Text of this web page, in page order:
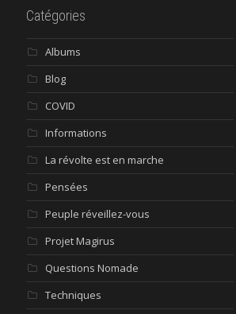
Catégories
Albums
Blog
COVID
Informations
La révolte est en marche
Pensées
Peuple réveillez-vous
Projet Magirus
Questions Nomade
Techniques